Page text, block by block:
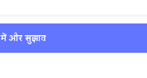
और सुझाव